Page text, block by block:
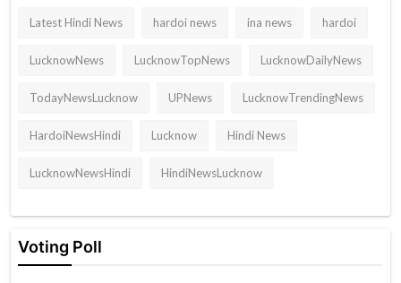
Latest Hindi News hardoi news ina news hardoi
LucknowNews LucknowTopNews LucknowDailyNews
TodayNewsLucknow UPNews LucknowTrendingNews
HardoiNewsHindi Lucknow Hindi News
LucknowNewsHindi HindiNewsLucknow
Voting Poll